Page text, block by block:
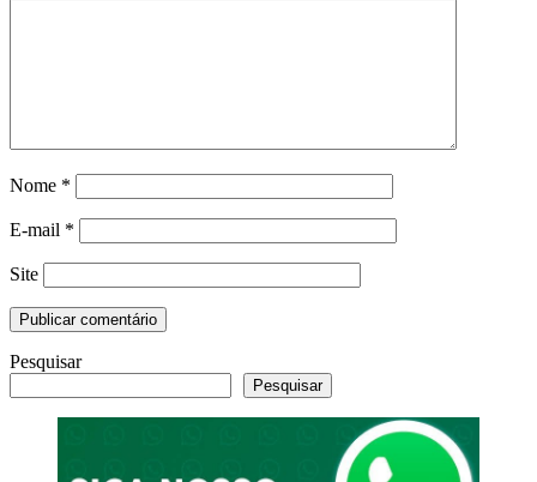
Nome *
E-mail *
Site
Pesquisar
Pesquisar